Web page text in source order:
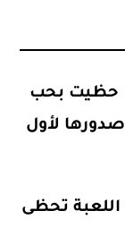
حظيت بحب
صدورها لأول
اللعبة تحظى